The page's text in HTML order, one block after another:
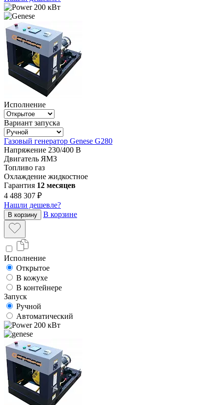
200 кВт
Исполнение
Вариант запуска
Газовый генератор Genese G280
Напряжение 230/400 В
Двигатель ЯМЗ
Топливо газ
Охлаждение жидкостное
Гарантия 12 месяцев
4 488 307 ₽
Нашли дешевле?
В корзину В корзине
Исполнение
Открытое
В кожухе
В контейнере
Запуск
Ручной
Автоматический
200 кВт